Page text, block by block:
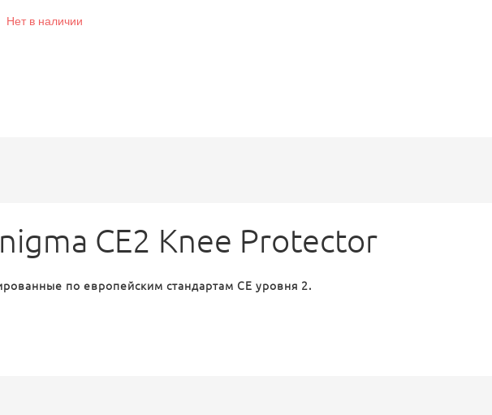
Нет в наличии
CE2 Knee Protector
по европейским стандартам CE уровня 2.